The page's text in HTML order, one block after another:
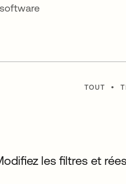
TOUT •
les filtres et